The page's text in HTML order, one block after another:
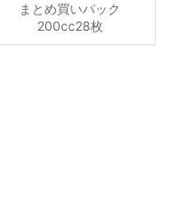
まとめ買いパック
200cc28枚